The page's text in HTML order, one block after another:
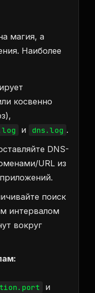
магия, а
Наиболее
косвенно
и dns.log .
DNS-
URL из
поиск
интервалом
вокруг
и